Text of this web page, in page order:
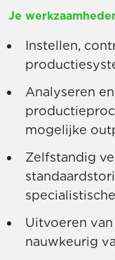
Je
Instellen,
Analyseren
mogelijke
Zelfstandig
Uitvoeren
nauwkeurig